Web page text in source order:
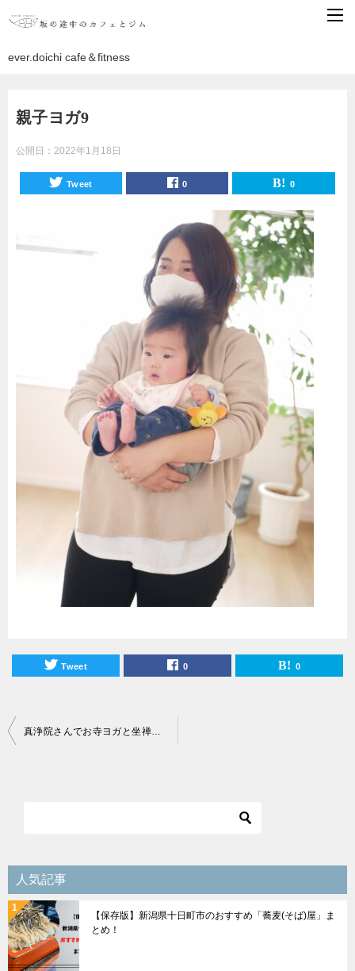
ever.doichi cafe＆fitness
親子ヨガ9
公開日： 2022年1月18日
Tweet 0 0
Tweet 0 0
投
シ
ョ
ン
真浄院さんでお寺ヨガと坐禅体験を開催しました
人気記事
【保存版】新潟県十日町市のおすすめ「蕎麦(そば)屋」ま
とめ！